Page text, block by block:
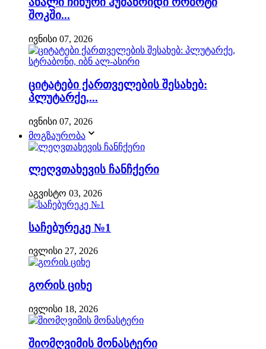
შოკში...
ივნისი 07, 2026
ციტატები ქართველების შესახებ:
პლუტარქე,...
ივნისი 07, 2026
მოგზაურობა
ლეღვთახევის ჩანჩქერი
აგვისტო 03, 2026
საჩებურეკე №1
ივლისი 27, 2026
გორის ციხე
ივლისი 18, 2026
შიომღვიმის მონასტერი